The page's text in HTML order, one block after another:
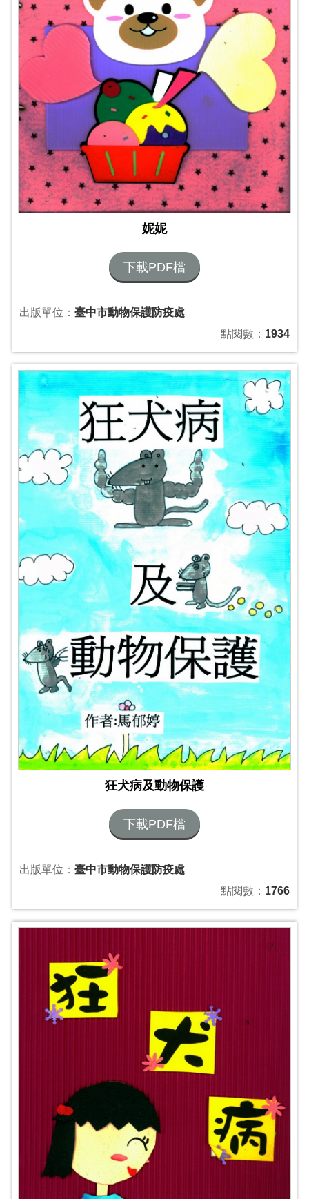
妮妮
下載PDF檔
出版單位： 臺中市動物保護防疫處
點閱數： 1934
狂犬病及動物保護
下載PDF檔
出版單位： 臺中市動物保護防疫處
點閱數： 1766